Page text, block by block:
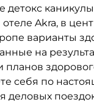
детокс
Akra, в
варианты
на
себя по
деловых